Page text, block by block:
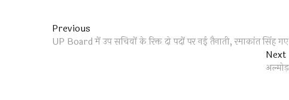
Post
navigation
Previous
post:
UP Board में उप सचिवों के रिक्त दो पदों पर नई तैनाती, रमाकांत सिंह गए
Next